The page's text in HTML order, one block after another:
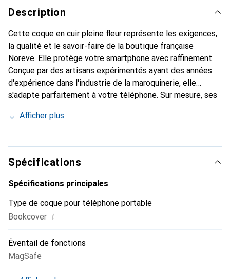
Description
Cette coque en cuir pleine fleur représente les exigences,
la qualité et le savoir-faire de la boutique française
Noreve. Elle protège votre smartphone avec raffinement.
Conçue par des artisans expérimentés ayant des années
d'expérience dans l'industrie de la maroquinerie, elle
s'adapte parfaitement à votre téléphone. Sur mesure, ses
peau. Elle devient l'accessoire chic et indispensable pour
ses produits de haute qualité, la marque Noreve est un
choix fiable pour une clientèle exigeante.
Afficher plus
Spécifications
Spécifications principales
Type de coque pour téléphone portable
Bookcover i
Éventail de fonctions
MagSafe